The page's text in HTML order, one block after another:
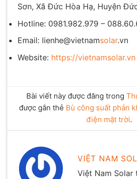
Sơn, Xã Đức Hòa Hạ, Huyện
Hotline: 0981.982.979 –
Email: lienhe@vietnamsolar.vn
Website: https://vietnamsolar.vn
Bài viết này được đăng trong
được gắn thẻ Bù công suất phản
điện mặt trời.
VIỆT NAM
Việt Nam Solar